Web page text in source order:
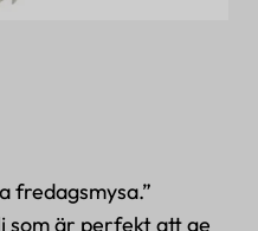
fredagsmysa.”
som är perfekt att ge